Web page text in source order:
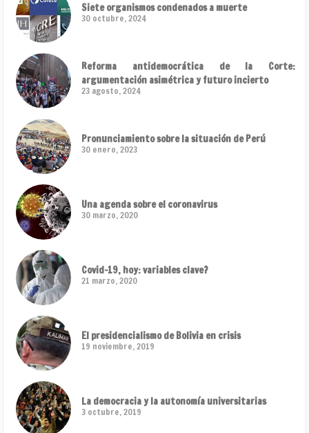
Siete organismos condenados a muerte
30 octubre, 2024
Reforma antidemocrática de la Corte:
argumentación asimétrica y futuro incierto
23 agosto, 2024
Pronunciamiento sobre la situación de Perú
30 enero, 2023
Una agenda sobre el coronavirus
30 marzo, 2020
Covid-19, hoy: variables clave?
21 marzo, 2020
El presidencialismo de Bolivia en crisis
19 noviembre, 2019
La democracia y la autonomía universitarias
3 octubre, 2019